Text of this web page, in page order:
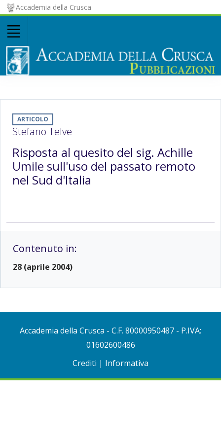
Accademia della Crusca
ARTICOLO
Stefano Telve
Risposta al quesito del sig. Achille
Umile sull'uso del passato remoto
nel Sud d'Italia
Contenuto in:
28 (aprile 2004)
Accademia della Crusca - C.F. 80000950487 - P.IVA:
01602600486
Crediti | Informativa